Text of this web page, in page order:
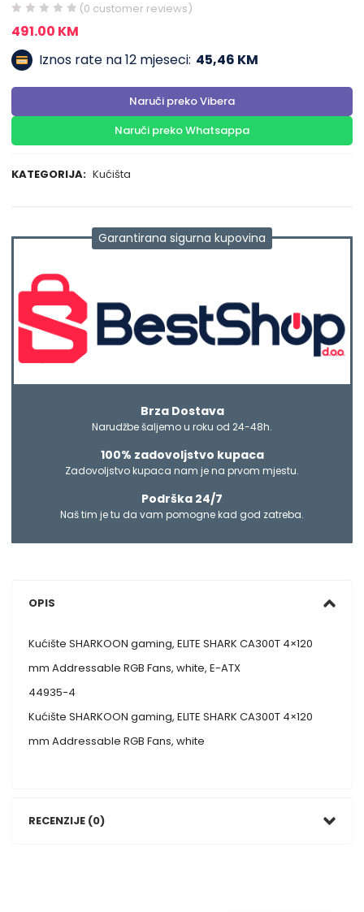
(0 customer reviews)
491.00 KM
Iznos rate na 12 mjeseci: 45,46 KM
Naruči preko Vibera
Naruči preko Whatsappa
KATEGORIJA: Kućišta
Garantirana sigurna kupovina
Brza Dostava
Narudžbe šaljemo u roku od 24-48h.
100% zadovoljstvo kupaca
Zadovoljstvo kupaca nam je na prvom mjestu.
Podrška 24/7
Naš tim je tu da vam pomogne kad god zatreba.
OPIS
Kućište SHARKOON gaming, ELITE SHARK CA300T 4×120
mm Addressable RGB Fans, white, E-ATX
44935-4
Kućište SHARKOON gaming, ELITE SHARK CA300T 4×120
mm Addressable RGB Fans, white
RECENZIJE (0)